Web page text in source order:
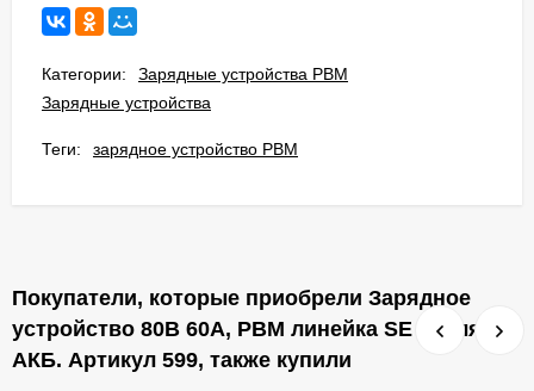
Категории:
Зарядные устройства PBM
Зарядные устройства
Теги: зарядное устройство PBM
Покупатели, которые приобрели Зарядное
устройство 80В 60А, PBM линейка SE M для
АКБ. Артикул 599, также купили